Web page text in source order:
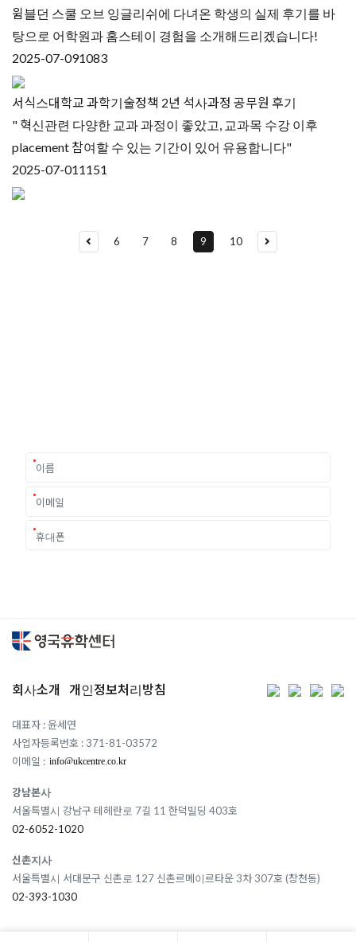
윔블던 스쿨 오브 잉글리쉬에 다녀온 학생의 실제 후기를 바
탕으로 어학원과 홈스테이 경험을 소개해드리겠습니다!
2025-07-091083
서식스대학교 과학기술정책 2년 석사과정 공무원 후기
" 혁신관련 다양한 교과 과정이 좋았고, 교과목 수강 이후
placement 참여할 수 있는 기간이 있어 유용합니다"
2025-07-011151
6 7 8 9 10
회사소개 개인정보처리방침
대표자 : 윤세연
사업자등록번호 : 371-81-03572
이메일 :
강남본사
서울특별시 강남구 테헤란로 7길 11 한덕빌딩 403호
02-6052-1020
신촌지사
서울특별시 서대문구 신촌로 127 신촌르메이르타운 3차 307호 (창천동)
02-393-1030